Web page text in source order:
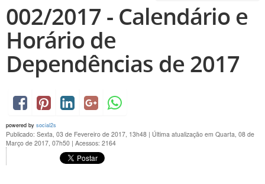
002/2017 - Calendário e
Horário de
Dependências de 2017
powered by social2s
Publicado: Sexta, 03 de Fevereiro de 2017, 13h48 | Última atualização em Quarta, 08 de
Março de 2017, 07h50 | Acessos: 2164